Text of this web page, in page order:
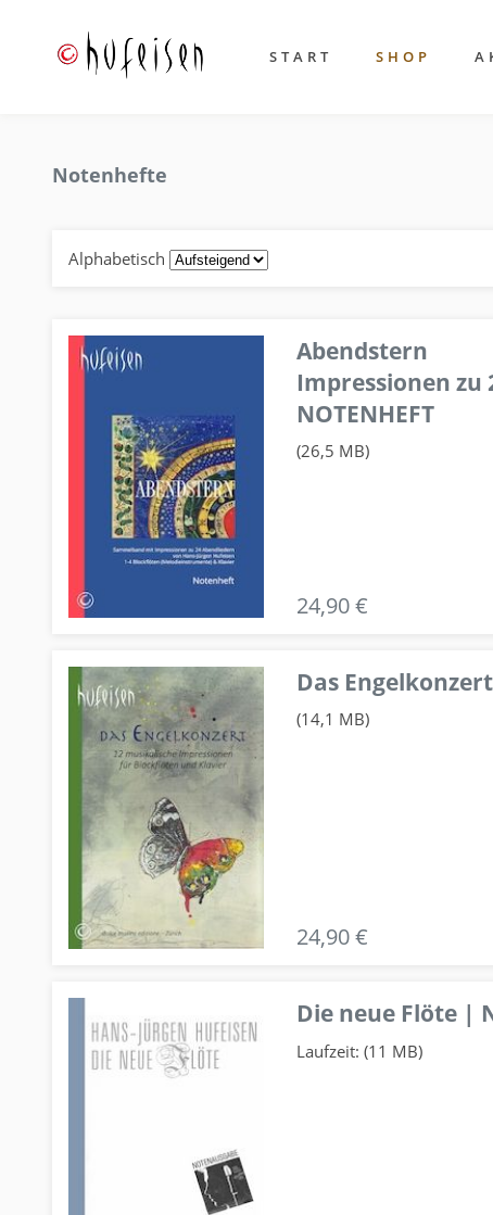
START SHOP
Notenhefte
Alphabetisch
Abendstern
Impressionen zu
NOTENHEFT
(26,5 MB)
24,90 €
Das
(14,1 MB)
24,90 €
Die neue Flöte |
Laufzeit: (11 MB)